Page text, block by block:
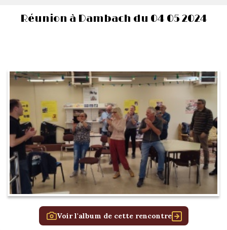
Réunion à Dambach du 04 05 2024
Voir l'album de cette rencontre